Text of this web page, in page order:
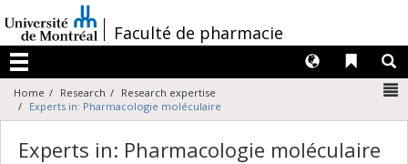
au
contenu
/Faculté de pharmacie
Menu
Liens
Langues
Home Research
Research expertise
Experts in: Pharmacologie moléculaire
Experts in: Pharmacologie moléculaire